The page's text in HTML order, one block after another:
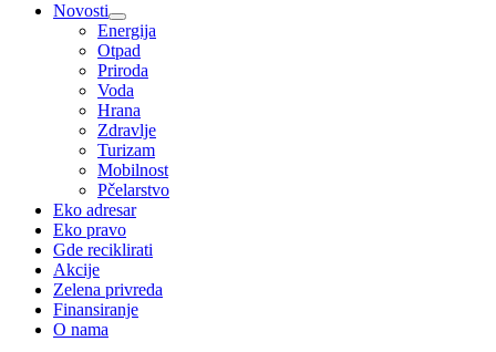
Novosti
Energija
Otpad
Priroda
Voda
Hrana
Zdravlje
Turizam
Mobilnost
Pčelarstvo
Eko adresar
Eko pravo
Gde reciklirati
Akcije
Zelena privreda
Finansiranje
O nama